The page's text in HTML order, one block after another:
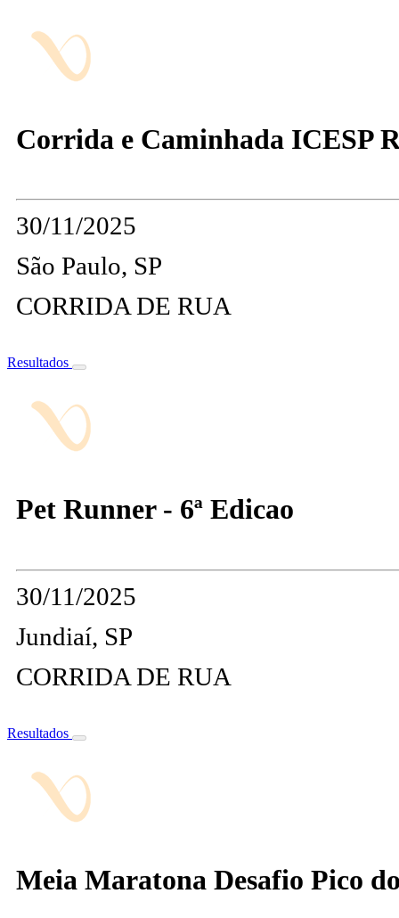
Corrida e Caminhada ICESP
30/11/2025
São Paulo, SP
CORRIDA DE RUA
Resultados
Pet Runner - 6ª Edicao
30/11/2025
Jundiaí, SP
CORRIDA DE RUA
Resultados
Meia Maratona Desafio Pico